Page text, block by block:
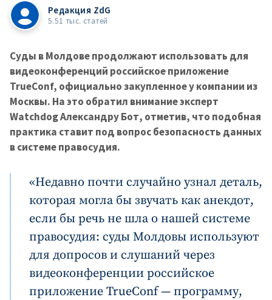
Редакция ZdG
5.51 тыс. статей
Суды в Молдове продолжают использовать для
видеоконференций российское приложение
TrueConf, официально закупленное у компании из
Москвы. На это обратил внимание эксперт
Watchdog Александру Бот, отметив, что подобная
практика ставит под вопрос безопасность данных
в системе правосудия.
«Недавно почти случайно узнал деталь,
которая могла бы звучать как анекдот,
если бы речь не шла о нашей системе
правосудия: суды Молдовы используют
для допросов и слушаний через
видеоконференции российское
приложение TrueConf — программу,